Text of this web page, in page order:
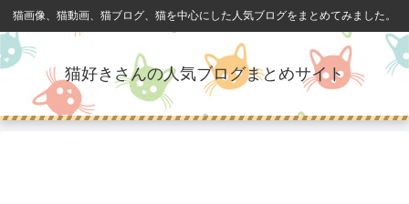
猫画像、猫動画、猫ブログ、猫を中心にした人気ブログをまとめてみました。
猫好きさんの人気ブログまとめサイト